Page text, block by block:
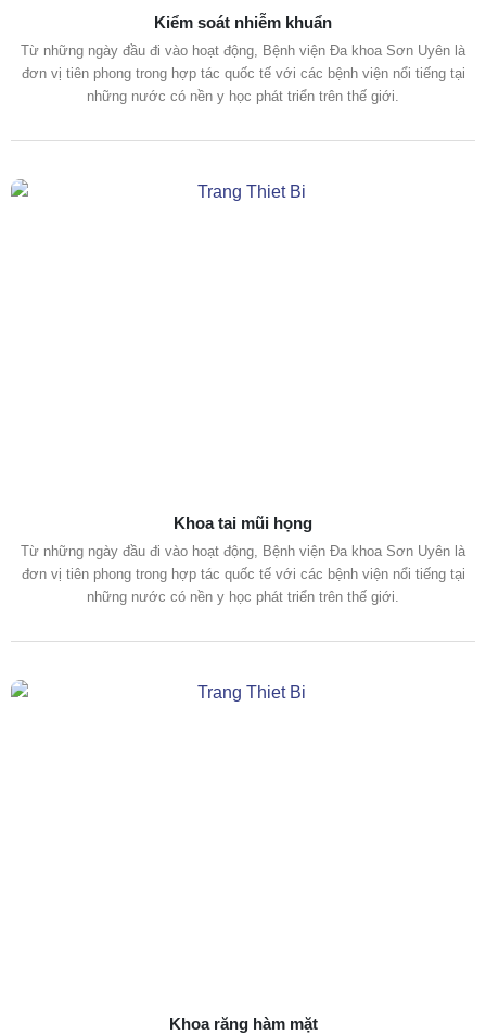
Kiểm soát nhiễm khuẩn
Từ những ngày đầu đi vào hoạt động, Bệnh viện Đa khoa Sơn Uyên là
đơn vị tiên phong trong hợp tác quốc tế với các bệnh viện nổi tiếng tại
những nước có nền y học phát triển trên thế giới.
Khoa tai mũi họng
Từ những ngày đầu đi vào hoạt động, Bệnh viện Đa khoa Sơn Uyên là
đơn vị tiên phong trong hợp tác quốc tế với các bệnh viện nổi tiếng tại
những nước có nền y học phát triển trên thế giới.
Khoa răng hàm mặt